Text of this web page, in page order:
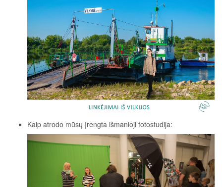
Kaip atrodo mūsų įrengta išmanioji fotostudija: